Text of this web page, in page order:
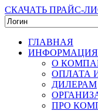
СКАЧАТЬ ПРАЙС-
ГЛАВНАЯ
ИНФОРМАЦИЯ
О
ОПЛАТА
ДИЛЕРАМ
ПРО